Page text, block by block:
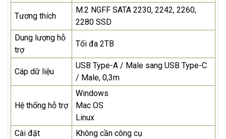
Tương thích
M.2 NGFF SATA 2230, 2242, 2260,
2280 SSD
Dung lượng hỗ
trợ
Tối đa 2TB
Cáp dữ liệu
USB Type-A / Male sang USB Type-C
/ Male, 0,3m
Hệ thống hỗ trợ
Windows
Mac OS
Linux
Cài đặt
Không cần công cụ